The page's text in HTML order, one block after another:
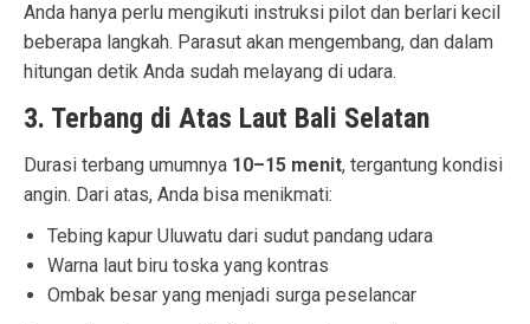
Anda hanya perlu mengikuti instruksi pilot dan berlari kecil
beberapa langkah. Parasut akan mengembang, dan dalam
hitungan detik Anda sudah melayang di udara.
3. Terbang di Atas Laut Bali Selatan
Durasi terbang umumnya 10–15 menit, tergantung kondisi
angin. Dari atas, Anda bisa menikmati:
Tebing kapur Uluwatu dari sudut pandang udara
Warna laut biru toska yang kontras
Ombak besar yang menjadi surga peselancar